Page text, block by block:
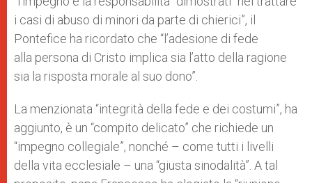
i casi di abuso di minori da parte di chierici”, il
Pontefice ha ricordato che “l’adesione di fede
alla persona di Cristo implica sia l’atto della ragione
sia la risposta morale al suo dono”.
La menzionata “integrità della fede e dei costumi”, ha
aggiunto, è un “compito delicato” che richiede un
“impegno collegiale”, nonché – come tutti i livelli
della vita ecclesiale – una “giusta sinodalità”. A tal